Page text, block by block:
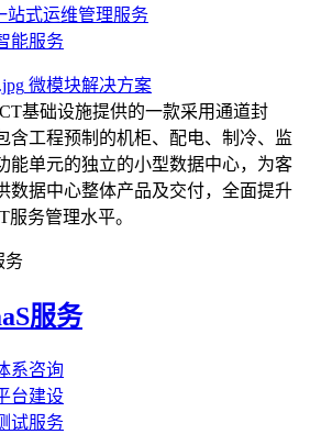
站式运维管理服务
能服务
微模块解决方案
基础设施提供的一款采用通道封
含工程预制的机柜、配电、制冷、监
能单元的独立的小型数据中心，为客
数据中心整体产品及交付，全面提升
服务管理水平。
务
服务
系咨询
台建设
试服务